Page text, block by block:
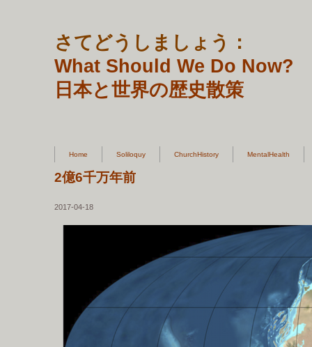
さてどうしましょう：
What Should We Do Now?
日本と世界の歴史散策
Home Soliloquy ChurchHistory MentalHealth
2億6千万年前
2017-04-18